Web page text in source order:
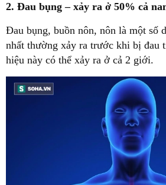
2. Đau bụng – xảy ra ở 50% cả
Đau bụng, buồn nôn, nôn là một số
nhất thường xảy ra trước khi bị đau
hiệu này có thể xảy ra ở cả 2 giới.